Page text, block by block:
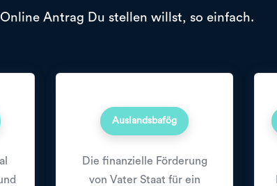
Antrag Du stellen willst, so einfach.
Auslandsbafög
Die finanzielle Förderung
von Vater Staat für ein